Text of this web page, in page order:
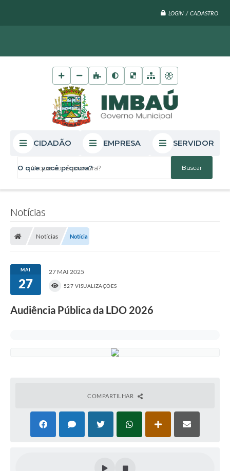
LOGIN / CADASTRO
O que você procura?
CIDADÃO EMPRESA SERVIDOR
Notícias
Notícias Notícia
MAI
27
27 MAI 2025
527 VISUALIZAÇÕES
Audiência Pública da LDO 2026
COMPARTILHAR